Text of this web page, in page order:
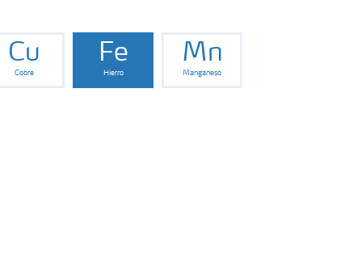
Cu
Cobre
Fe
Hierro
Mn
Manganeso